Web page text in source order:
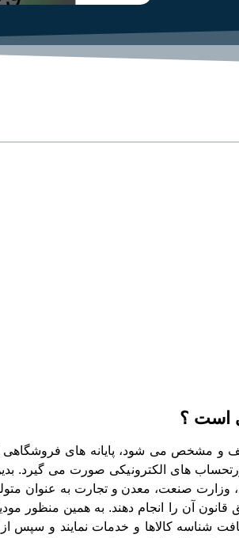
است ؟
های الکترونیکی صورت می گیرد. بدین
وزارت صنعت، معدن و تجارت به عنوان
آن را انجام دهند. به همین منظور
شناسه کالاها و خدمات نمایند و سپس